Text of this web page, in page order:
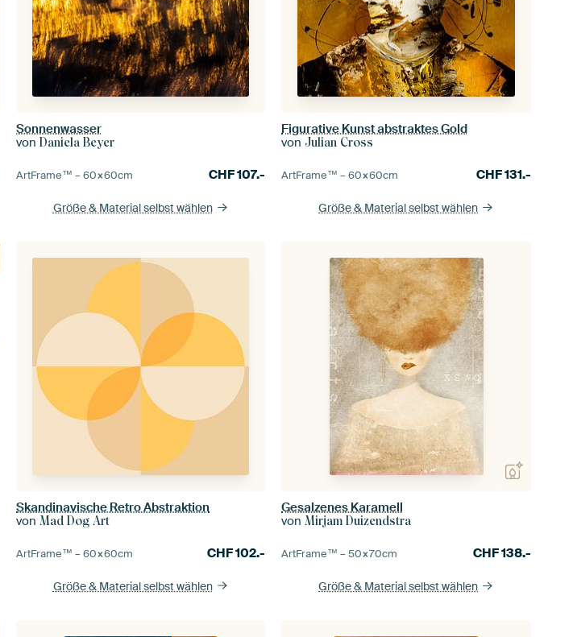
Sonnenwasser
vonDaniela Beyer
ArtFrame™ –60×60cm CHF107.-
Größe & Material selbst wählen
Figurative Kunst abstraktes Gold
von Julian Cross
ArtFrame™ –60×60cm CHF131.-
Größe & Material selbst wählen
Skandinavische Retro Abstraktion
vonMad Dog Art
ArtFrame™ –60×60cm CHF102.-
Größe & Material selbst wählen
Gesalzenes Karamell
vonMirjam Duizendstra
ArtFrame™ –50×70cm CHF138.-
Größe & Material selbst wählen